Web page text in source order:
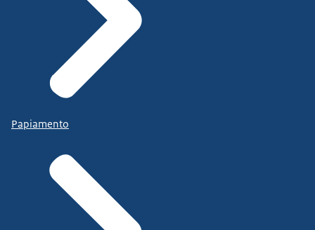
Papiamento